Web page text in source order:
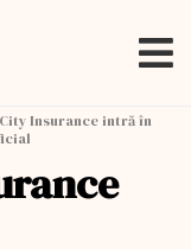
Insurance intră în